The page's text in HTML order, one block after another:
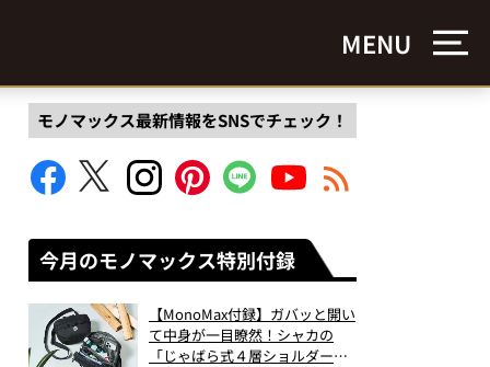
MENU
モノマックス最新情報をSNSでチェック！
今月のモノマックス特別付録
【MonoMax付録】ガバッと開い
て中身が一目瞭然！シャカの
「じゃばら式４層ショルダーバ